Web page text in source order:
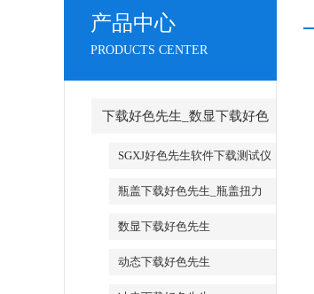
产品中心
PRODUCTS CENTER
下载好色先生_数显下载好色
SGXJ好色先生软件下载测试仪
_SGXJ好色先生软件下载校准仪
瓶盖下载好色先生_瓶盖扭力
测试仪
数显下载好色先生
动态下载好色先生